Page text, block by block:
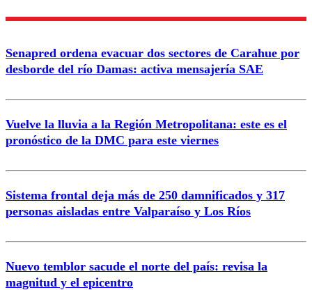
Correo
Enviar comentario
Senapred ordena evacuar dos sectores de Carahue por
desborde del río Damas: activa mensajería SAE
Vuelve la lluvia a la Región Metropolitana: este es el
pronóstico de la DMC para este viernes
Sistema frontal deja más de 250 damnificados y 317
personas aisladas entre Valparaíso y Los Ríos
Nuevo temblor sacude el norte del país: revisa la
magnitud y el epicentro